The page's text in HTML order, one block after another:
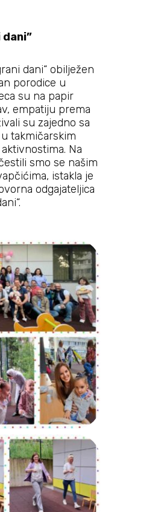
dani“ obilježen
porodice u
su na papir
empatiju prema
su zajedno sa
takmičarskim
Na
smo se našim
istakla je
odgajateljica